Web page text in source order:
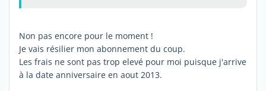
Non pas encore pour le moment !
Je vais résilier mon abonnement du coup.
Les frais ne sont pas trop elevé pour moi puisque j'arrive
à la date anniversaire en aout 2013.